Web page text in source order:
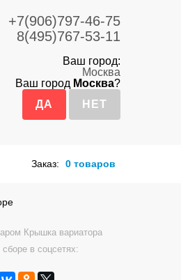
+7(906)797-46-75
8(495)767-53-11
Ваш город:
Москва
Ваш город Москва?
Заказ: 0 товаров
Крышка вариатора
в соцсетях: